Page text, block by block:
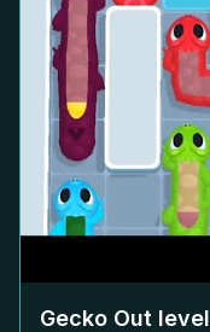
Gecko Out level